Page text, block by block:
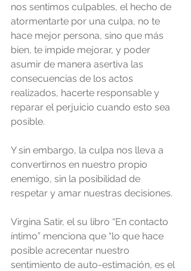
nos sentimos culpables, el hecho de
atormentarte por una culpa, no te
hace mejor persona, sino que más
bien, te impide mejorar, y poder
asumir de manera asertiva las
consecuencias de los actos
realizados, hacerte responsable y
reparar el perjuicio cuando esto sea
posible.
Y sin embargo, la culpa nos lleva a
convertirnos en nuestro propio
enemigo, sin la posibilidad de
respetar y amar nuestras decisiones.
Virgina Satir, el su libro “En contacto
íntimo” menciona que “lo que hace
posible acrecentar nuestro
sentimiento de auto-estimación, es el